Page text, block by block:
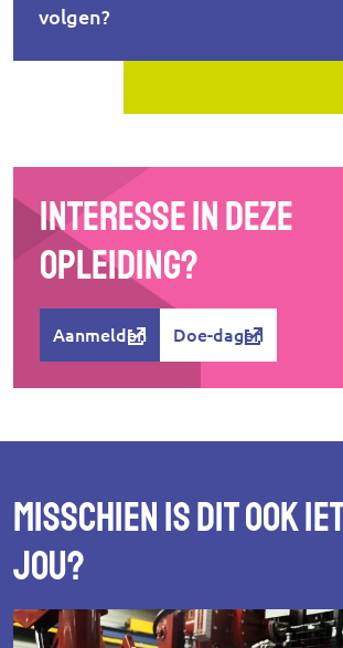
volgen?
Interesse in deze
opleiding?
Aanmelden Doe-dagen
Misschien is dit ook
jou?